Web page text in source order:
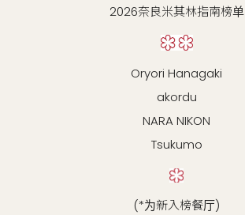
2026奈良米其林指南榜单
Oryori Hanagaki
akordu
NARA NIKON
Tsukumo
(*为新入榜餐厅)